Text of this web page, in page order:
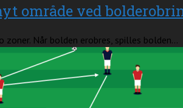
område ved
Når bolden erobres, spilles bolden...